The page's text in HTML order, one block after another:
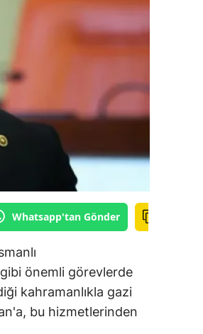
Whatsapp'tan Gönder
önemli görevlerde
kahramanlıkla gazi
bu hizmetlerinden